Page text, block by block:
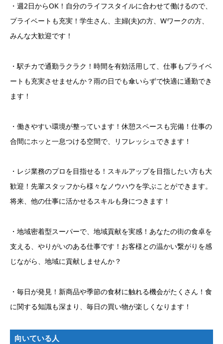
・週2日からOK！自分のライフスタイルに合わせて働けるので、
プライベートも充実！学生さん、主婦(夫)の方、Wワークの方、
みんな大歓迎です！
・駅チカで通勤ラクラク！時間を有効活用して、仕事もプライベ
ートも充実させませんか？雨の日でも傘いらずで快適に通勤でき
ます！
・働きやすい環境が整っています！休憩スペースも完備！仕事の
合間にホッと一息つける空間で、リフレッシュできます！
・レジ業務のプロを目指せる！スキルアップを目指したい方も大
歓迎！先輩スタッフから様々なノウハウを学ぶことができます。
将来、他の仕事に活かせるスキルも身につきます！
・地域密着型スーパーで、地域貢献を実感！あなたの街の食卓を
支える、やりがいのある仕事です！お客様との温かい繋がりを感
じながら、地域に貢献しませんか？
・毎日が発見！新商品や季節の食材に触れる機会がたくさん！食
に関する知識も深まり、毎日の買い物が楽しくなります！
向いている人